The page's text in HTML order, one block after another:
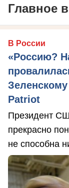
Главное
В России
«Россию?
Patriot
Президент
прекрасно
не способна